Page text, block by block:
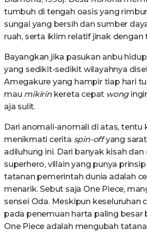
tumbuh di tengah oasis yang
sungai yang bersih dan sumber
ruah, serta iklim relatif jinak dengan
Bayangkan jika pasukan anbu
yang sedikit-sedikit wilayahnya
Amegakure yang hampir tiap hari
mau mikirinkereta cepat wong
aja sulit.
Dari anomali-anomali di atas, tentu
menikmati cerita spin-offyang
adiluhung ini. Dari banyak kisah
superhero, villain yang punya
tatanan pemerintah dunia adalah
menarik. Sebut saja One Piece,
sensei Oda. Meskipun keseluruhan
pada penemuan harta paling besar
One Piece adalah mengubah